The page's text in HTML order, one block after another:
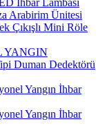
İhbar Lambası
Arabirim Ünitesi
Çıkışlı Mini Röle
YANGIN
Duman Dedektörü
Yangın İhbar
Yangın İhbar